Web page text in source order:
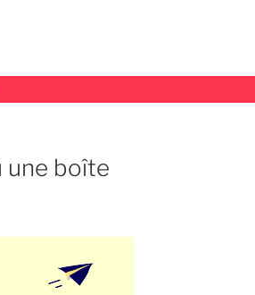
une boîte